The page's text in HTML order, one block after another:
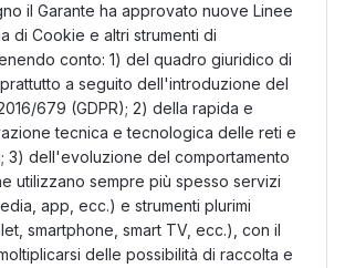
il Garante ha approvato nuove Linee
di Cookie e altri strumenti di
conto: 1) del quadro giuridico di
a seguito dell'introduzione del
679 (GDPR); 2) della rapida e
tecnica e tecnologica delle reti e
3) dell'evoluzione del comportamento
utilizzano sempre più spesso servizi
app, ecc.) e strumenti plurimi
smartphone, smart TV, ecc.), con il
delle possibilità di raccolta e